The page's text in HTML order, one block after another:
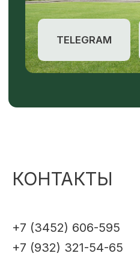
КОНТАКТЫ
+7 (3452) 606-595
+7 (932) 321-54-65